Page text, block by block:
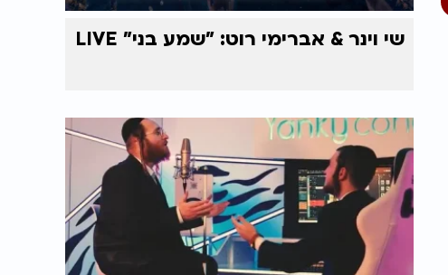
שי וינר & אברימי רוט: "שמע בני" LIVE